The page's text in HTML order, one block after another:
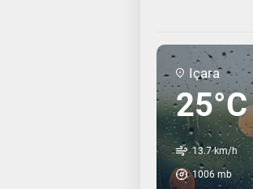
Içara
25°C
13.7 km/h
1006mb